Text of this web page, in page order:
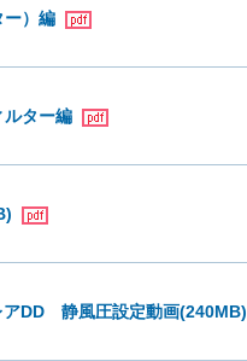
ー）編
ター編
DD 静風圧設定動画(240MB)